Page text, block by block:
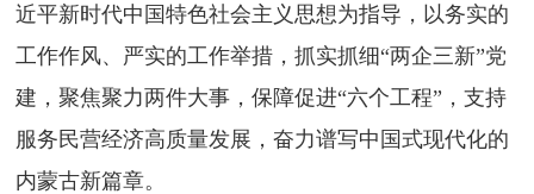
近平新时代中国特色社会主义思想为指导，以务实的
工作作风、严实的工作举措，抓实抓细“两企三新”党
建，聚焦聚力两件大事，保障促进“六个工程”，支持
服务民营经济高质量发展，奋力谱写中国式现代化的
内蒙古新篇章。